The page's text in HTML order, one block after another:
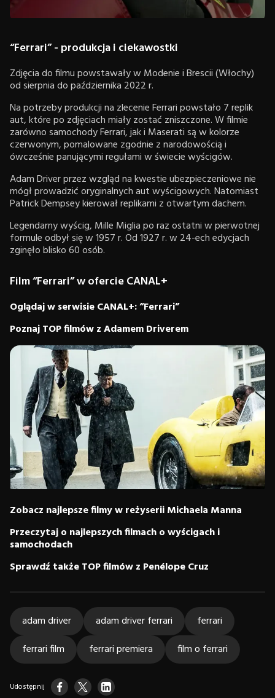
“Ferrari” - produkcja i ciekawostki
Zdjęcia do filmu powstawały w Modenie i Brescii (Włochy)
od sierpnia do października 2022 r.
Na potrzeby produkcji na zlecenie Ferrari powstało 7 replik
aut, które po zdjęciach miały zostać zniszczone. W filmie
zarówno samochody Ferrari, jak i Maserati są w kolorze
czerwonym, pomalowane zgodnie z narodowością i
ówcześnie panującymi regułami w świecie wyścigów.
Adam Driver przez wzgląd na kwestie ubezpieczeniowe nie
mógł prowadzić oryginalnych aut wyścigowych. Natomiast
Patrick Dempsey kierował replikami z otwartym dachem.
Legendarny wyścig, Mille Miglia po raz ostatni w pierwotnej
formule odbył się w 1957 r. Od 1927 r. w 24-ech edycjach
zginęło blisko 60 osób.
Film “Ferrari” w ofercie CANAL+
Oglądaj w serwisie CANAL+: “Ferrari”
Poznaj TOP filmów z Adamem Driverem
Zobacz najlepsze filmy w reżyserii Michaela Manna
Przeczytaj o najlepszych filmach o wyścigach i
samochodach
Sprawdź także TOP filmów z Penélope Cruz
adam driver adam driver ferrari
ferrari
ferrari film
ferrari premiera film o ferrari
Udostępnij